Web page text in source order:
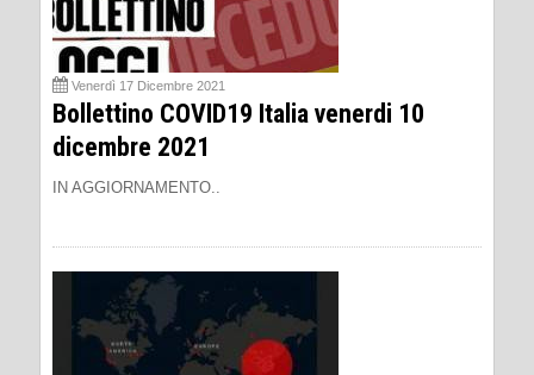
Venerdì 17 Dicembre 2021
Bollettino COVID19 Italia venerdi 10
dicembre 2021
IN AGGIORNAMENTO..